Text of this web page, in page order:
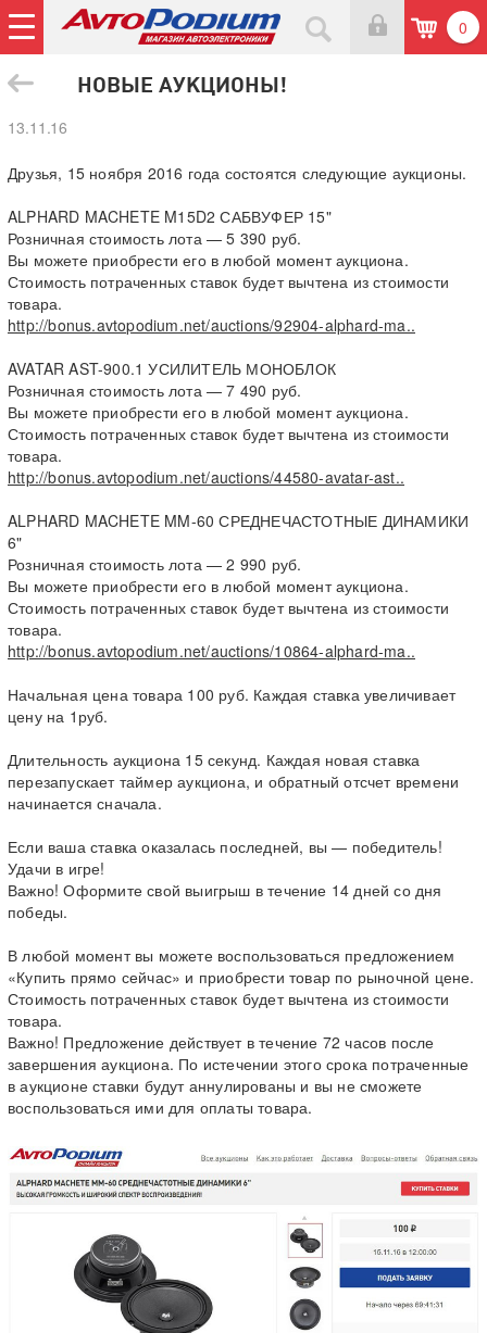
0
НОВЫЕ АУКЦИОНЫ!
13.11.16
Друзья, 15 ноября 2016 года состоятся следующие аукционы.
ALPHARD MACHETE M15D2 САБВУФЕР 15"
Розничная стоимость лота — 5 390 руб.
Вы можете приобрести его в любой момент аукциона.
Стоимость потраченных ставок будет вычтена из стоимости
товара.
http://bonus.avtopodium.net/auctions/92904-alphard-ma..
AVATAR AST-900.1 УСИЛИТЕЛЬ МОНОБЛОК
Розничная стоимость лота — 7 490 руб.
Вы можете приобрести его в любой момент аукциона.
Стоимость потраченных ставок будет вычтена из стоимости
товара.
http://bonus.avtopodium.net/auctions/44580-avatar-ast..
ALPHARD MACHETE MM-60 СРЕДНЕЧАСТОТНЫЕ ДИНАМИКИ
6"
Розничная стоимость лота — 2 990 руб.
Вы можете приобрести его в любой момент аукциона.
Стоимость потраченных ставок будет вычтена из стоимости
товара.
http://bonus.avtopodium.net/auctions/10864-alphard-ma..
Начальная цена товара 100 руб. Каждая ставка увеличивает
цену на 1руб.
Длительность аукциона 15 секунд. Каждая новая ставка
перезапускает таймер аукциона, и обратный отсчет времени
начинается сначала.
Если ваша ставка оказалась последней, вы — победитель!
Удачи в игре!
Важно! Оформите свой выигрыш в течение 14 дней со дня
победы.
В любой момент вы можете воспользоваться предложением
«Купить прямо сейчас» и приобрести товар по рыночной цене.
Стоимость потраченных ставок будет вычтена из стоимости
товара.
Важно! Предложение действует в течение 72 часов после
завершения аукциона. По истечении этого срока потраченные
в аукционе ставки будут аннулированы и вы не сможете
воспользоваться ими для оплаты товара.